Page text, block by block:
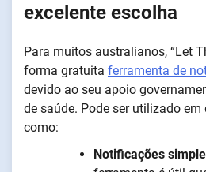
excelente escolha
Para muitos australianos, “Let
forma gratuita ferramenta de
devido ao seu apoio
de saúde. Pode ser utilizado em
como:
Notificações